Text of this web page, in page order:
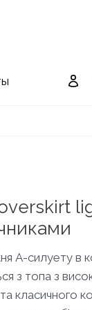
А-силуету в
з топа з
класичного